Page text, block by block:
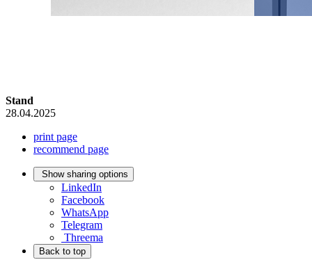
Stand
28.04.2025
print page
recommend page
Show sharing options
LinkedIn
Facebook
WhatsApp
Telegram
Threema
Back to top